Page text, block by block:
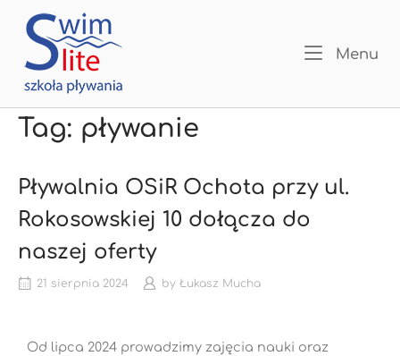
Menu
Tag: pływanie
Pływalnia OSiR Ochota przy ul.
Rokosowskiej 10 dołącza do
naszej oferty
21 sierpnia 2024 by Łukasz Mucha
Od lipca 2024 prowadzimy zajęcia nauki oraz